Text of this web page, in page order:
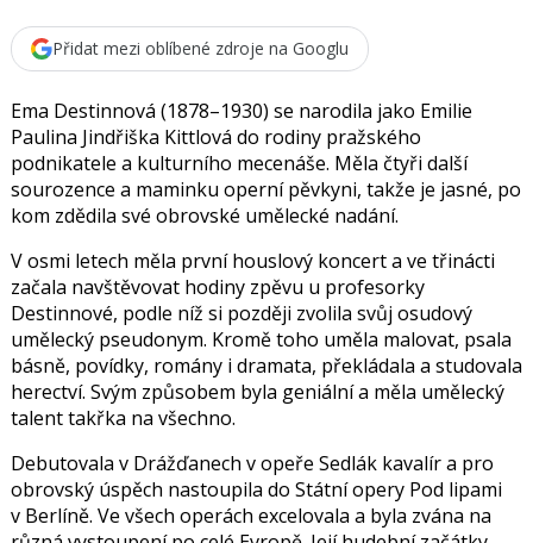
Přidat mezi oblíbené zdroje na Googlu
Ema Destinnová (1878–1930) se narodila jako Emilie
Paulina Jindřiška Kittlová do rodiny pražského
podnikatele a kulturního mecenáše. Měla čtyři další
sourozence a maminku operní pěvkyni, takže je jasné, po
kom zdědila své obrovské umělecké nadání.
V osmi letech měla první houslový koncert a ve třinácti
začala navštěvovat hodiny zpěvu u profesorky
Destinnové, podle níž si později zvolila svůj osudový
umělecký pseudonym. Kromě toho uměla malovat, psala
básně, povídky, romány i dramata, překládala a studovala
herectví. Svým způsobem byla geniální a měla umělecký
talent takřka na všechno.
Debutovala v Drážďanech v opeře Sedlák kavalír a pro
obrovský úspěch nastoupila do Státní opery Pod lipami
v Berlíně. Ve všech operách excelovala a byla zvána na